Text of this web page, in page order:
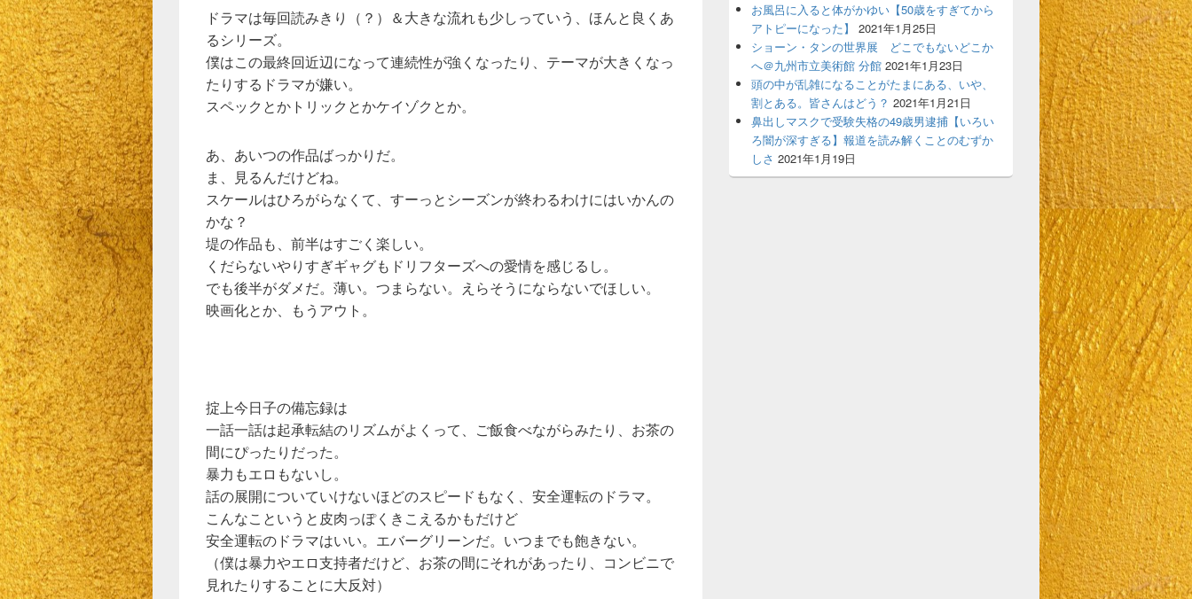
ドラマは毎回読みきり（？）＆大きな流れも少しっていう、ほんと良くあ
るシリーズ。
僕はこの最終回近辺になって連続性が強くなったり、テーマが大きくなっ
たりするドラマが嫌い。
スペックとかトリックとかケイゾクとか。
あ、あいつの作品ばっかりだ。
ま、見るんだけどね。
スケールはひろがらなくて、すーっとシーズンが終わるわけにはいかんの
かな？
堤の作品も、前半はすごく楽しい。
くだらないやりすぎギャグもドリフターズへの愛情を感じるし。
でも後半がダメだ。薄い。つまらない。えらそうにならないでほしい。
映画化とか、もうアウト。
掟上今日子の備忘録は
一話一話は起承転結のリズムがよくって、ご飯食べながらみたり、お茶の
間にぴったりだった。
暴力もエロもないし。
話の展開についていけないほどのスピードもなく、安全運転のドラマ。
こんなこというと皮肉っぽくきこえるかもだけど
安全運転のドラマはいい。エバーグリーンだ。いつまでも飽きない。
（僕は暴力やエロ支持者だけど、お茶の間にそれがあったり、コンビニで
見れたりすることに大反対）
お風呂に入ると体がかゆい【50歳をすぎてから
アトピーになった】
2021年1月25日
ショーン・タンの世界展 どこでもないどこか
へ＠九州市立美術館 分館 2021年1月23日
頭の中が乱雑になることがたまにある、いや、
割とある。皆さんはどう？ 2021年1月21日
鼻出しマスクで受験失格の49歳男逮捕【いろい
ろ闇が深すぎる】報道を読み解くことのむずか
しさ 2021年1月19日